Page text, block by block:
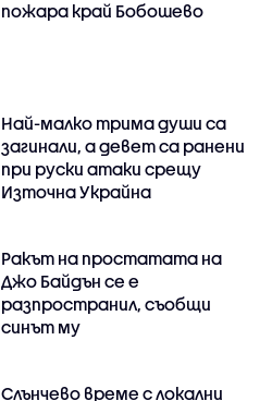
пожара край Бобошево
Най-малко трима души са
загинали, а девет са ранени
при руски атаки срещу
Източна Украйна
Ракът на простатата на
Джо Байдън се е
разпространил, съобщи
синът му
Слънчево време с локални